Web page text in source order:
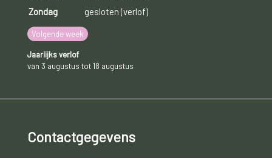
Zondag
gesloten (verlof)
Volgende week
Jaarlijks verlof
van 3 augustus tot 18 augustus
Contactgegevens